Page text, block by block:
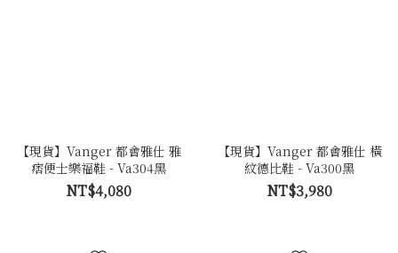
【現貨】Vanger 都會雅仕 雅
痞便士樂福鞋 - Va304黑
NT$4,080
【現貨】Vanger 都會雅仕 橫
紋德比鞋 - Va300黑
NT$3,980